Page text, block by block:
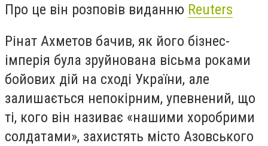
Про це він розповів виданню Reuters
Рінат Ахметов бачив, як його бізнес-
імперія була зруйнована вісьма роками
бойових дій на сході України, але
залишається непокірним, упевнений, що
ті, кого він називає «нашими хоробрими
солдатами», захистять місто Азовського